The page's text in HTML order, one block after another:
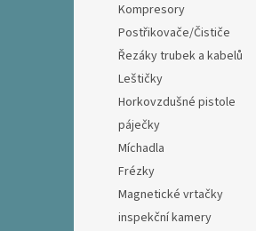
Kompresory
Postřikovače/Čističe
Řezáky trubek a kabelů
Leštičky
Horkovzdušné pistole
páječky
Míchadla
Frézky
Magnetické vrtačky
inspekční kamery